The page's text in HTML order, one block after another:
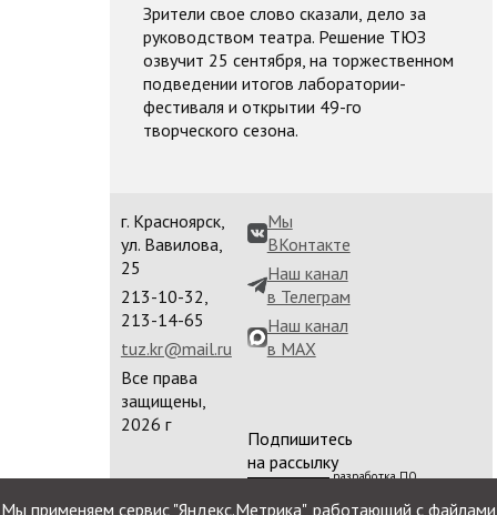
Зрители свое слово сказали, дело за
руководством театра. Решение ТЮЗ
озвучит 25 сентября, на торжественном
подведении итогов лаборатории-
фестиваля и открытии 49-го
творческого сезона.
г. Красноярск,
ул. Вавилова,
25
213-10-32,
213-14-65
tuz.kr@mail.ru
Все права
защищены,
2026 г
Мы
ВКонтакте
Наш канал
в Телеграм
Наш канал
в MAX
Подпишитесь
на рассылку
разработка ПО
сайта
Мы применяем сервис "Яндекс.Метрика", работающий с файлами